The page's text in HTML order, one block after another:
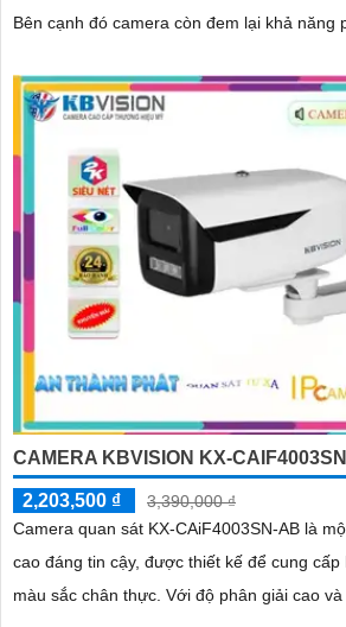
Bên cạnh đó camera còn đem lại khả năng
bảo vệ an ninh hiệu quả
CAMERA KBVISION KX-
2,203,500 ₫
3,390,000 ₫
Camera quan sát KX-CAiF4003SN-AB là
cao đáng tin cậy, được thiết kế để cung
màu sắc chân thực. Với độ phân giải